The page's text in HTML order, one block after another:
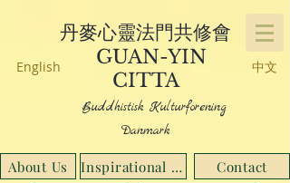
丹麥心靈法門共修會
GUAN-YIN
CITTA
Buddhistisk Kulturforening
Danmark
English 中文
About Us Inspirational Stories
Contact